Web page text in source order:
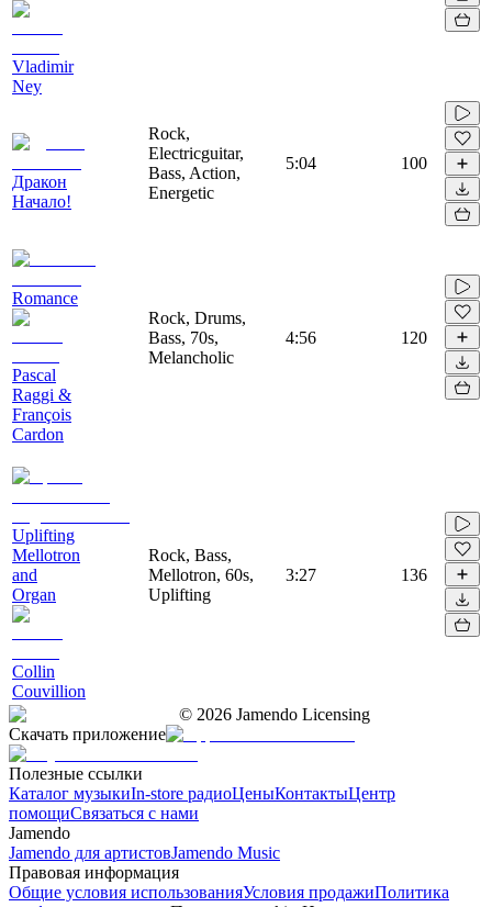
Vladimir
Ney
Дракон
Начало!
Rock,
Electricguitar,
Bass, Action,
Energetic
5:04 100
Romance
Pascal
Raggi &
François
Cardon
Rock, Drums,
Bass, 70s,
Melancholic
4:56 120
Uplifting
Mellotron
and
Organ
Collin
Couvillion
Rock, Bass,
Mellotron, 60s,
Uplifting
3:27 136
© 2026 Jamendo Licensing
Скачать приложение
Полезные ссылки
Каталог музыкиIn-store радиоЦеныКонтактыЦентр
помощиСвязаться с нами
Jamendo
Jamendo для артистовJamendo Music
Правовая информация
Общие условия использованияУсловия продажиПолитика